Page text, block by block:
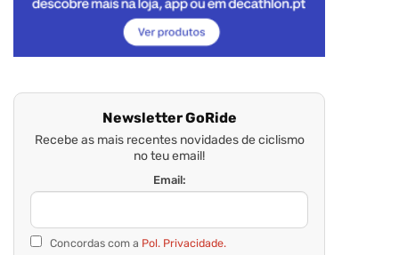
Newsletter GoRide
Recebe as mais recentes novidades de ciclismo
no teu email!
Email:
Concordas com a Pol. Privacidade.